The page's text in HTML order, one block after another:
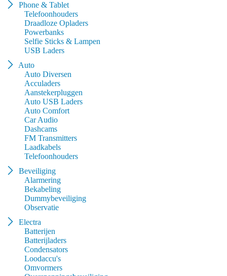
Phone & Tablet
Telefoonhouders
Draadloze Opladers
Powerbanks
Selfie Sticks & Lampen
USB Laders
Auto
Auto Diversen
Acculaders
Aanstekerpluggen
Auto USB Laders
Auto Comfort
Car Audio
Dashcams
FM Transmitters
Laadkabels
Telefoonhouders
Beveiliging
Alarmering
Bekabeling
Dummybeveiliging
Observatie
Electra
Batterijen
Batterijladers
Condensators
Loodaccu's
Omvormers